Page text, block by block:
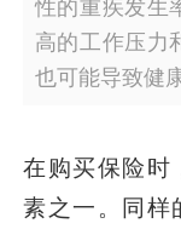
性的重疾发生
高的工作压力
也可能导致健
在购买保险时
素之一。同样